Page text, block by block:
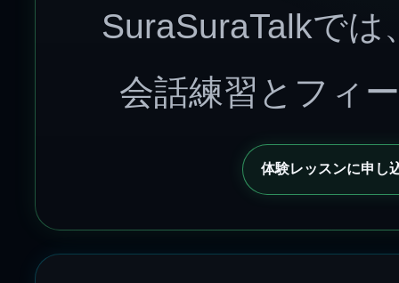
SuraSuraTalkで
会話練習とフィ
体験レッスンに申し